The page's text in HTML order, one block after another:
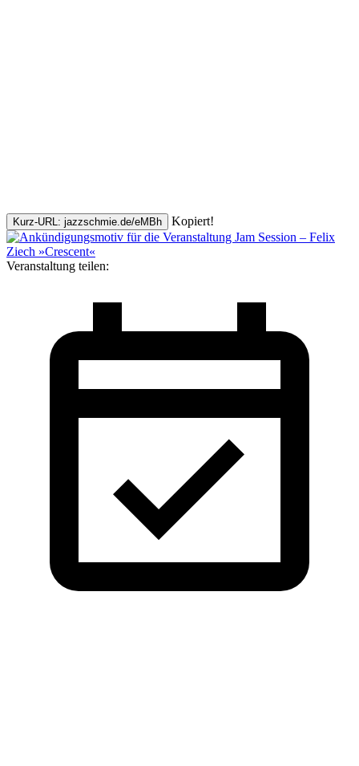
Kurz-URL: jazzschmie.de/eMBh Kopiert!
Veranstaltung teilen: